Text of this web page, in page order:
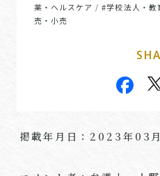
薬・ヘルスケア /#学校法人・教
売・小売
掲載年月日：2023年03月